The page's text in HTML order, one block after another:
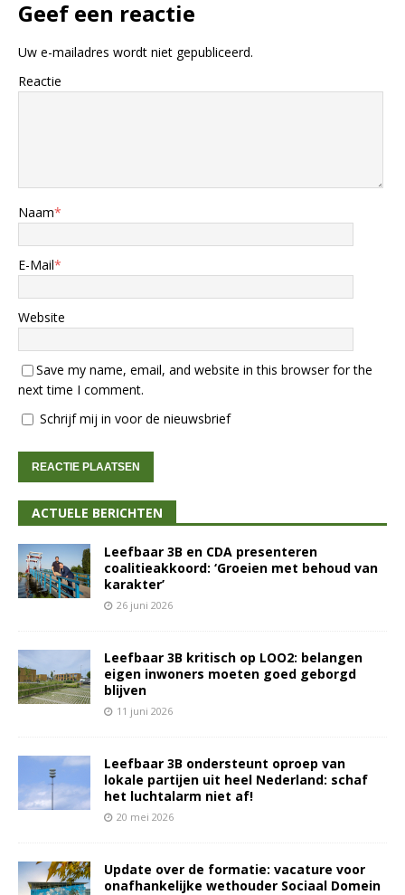
Geef een reactie
Uw e-mailadres wordt niet gepubliceerd.
Reactie
Naam*
E-Mail*
Website
Save my name, email, and website in this browser for the
next time I comment.
Schrijf mij in voor de nieuwsbrief
ACTUELE BERICHTEN
Leefbaar 3B en CDA presenteren
coalitieakkoord: ‘Groeien met behoud van
karakter’
26 juni 2026
Leefbaar 3B kritisch op LOO2: belangen
eigen inwoners moeten goed geborgd
blijven
11 juni 2026
Leefbaar 3B ondersteunt oproep van
lokale partijen uit heel Nederland: schaf
het luchtalarm niet af!
20 mei 2026
Update over de formatie: vacature voor
onafhankelijke wethouder Sociaal Domein